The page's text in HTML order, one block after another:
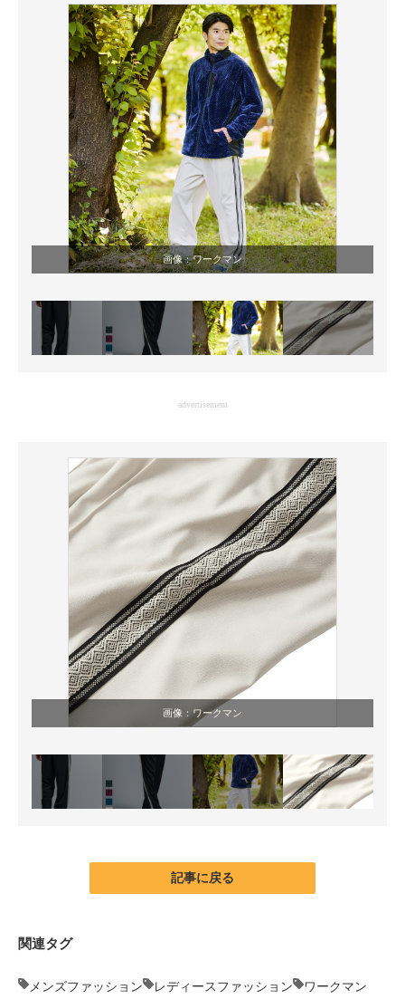
画像：ワークマン
advertisement
画像： ワークマン
記事に戻る
関連タグ
メンズファッション レディースファッション
ワークマン